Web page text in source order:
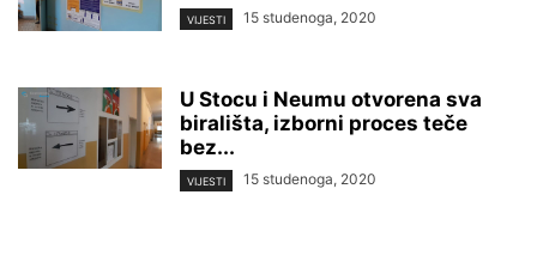
VIJESTI 15 studenoga, 2020
U Stocu i Neumu otvorena sva
birališta, izborni proces teče
bez...
VIJESTI 15 studenoga, 2020